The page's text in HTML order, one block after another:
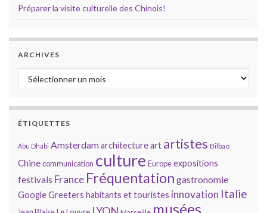
Préparer la visite culturelle des Chinois!
ARCHIVES
Archives
ÉTIQUETTES
Abu Dhabi Amsterdamarchitectureart artistes Bilbao
Chinecommunication culture Europeexpositions
festivals France Fréquentation gastronomie
GoogleGreeters habitants et touristes innovation Italie
musées